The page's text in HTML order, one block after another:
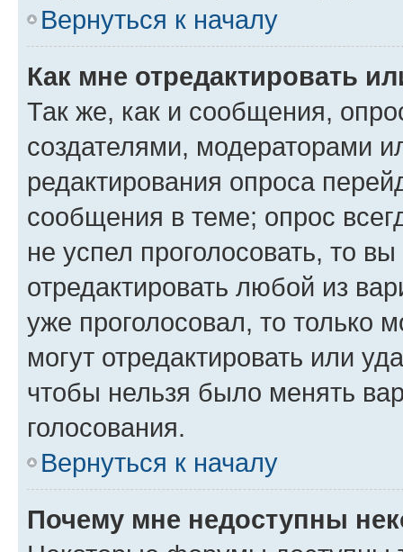
Вернуться к началу
Как мне отредактировать
Так же, как и сообщения,
создателями, модераторами
редактирования опроса
сообщения в теме; опрос
не успел проголосовать, то
отредактировать любой из
уже проголосовал, то только
могут отредактировать или
чтобы нельзя было менять
голосования.
Вернуться к началу
Почему мне недоступны